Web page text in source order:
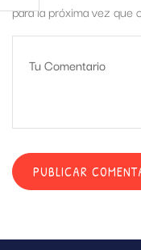
para la próxima vez que